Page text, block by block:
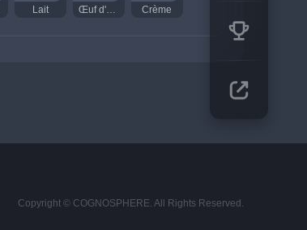
Lait Œuf d'oiseau Crème
Copyright © COGNOSPHERE. All Rights Reserved.